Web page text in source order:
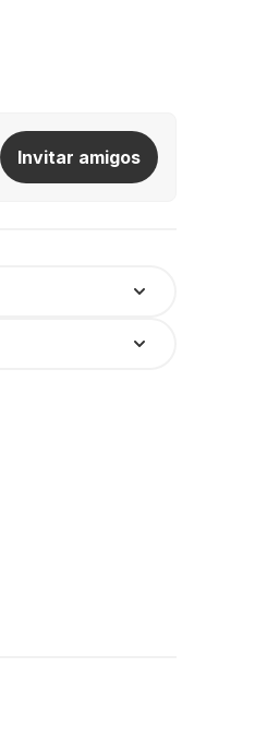
Invitar amigos